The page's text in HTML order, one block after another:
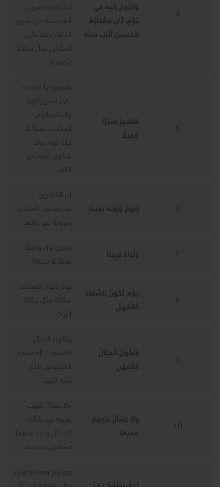
4
وَالرُّوحُ إِلَيْهِ فِي
يَوْمٍ كَانَ مِقْدَارُهُ
خَمْسِينَ أَلْفَ سَنَةٍ
مقداره خمسين
ألف سنة من سنين
الدنيا، وهو على
المؤمن مثل صلاة
مكتوبة.
5
فَاصْبِرْ صَبْرًا
جَمِيلًا
فاصبر- يا محمد-
على استهزائهم
واستعجالهم
العذاب، صبرًا لا
جزع فيه، ولا
شكوى منه لغير
الله.
6 إِنَّهُمْ يَرَوْنَهُ بَعِيدًا
إن الكافرين
يستبعدون العذاب
ويرونه غير واقع.
7 وَنَرَاهُ قَرِيبًا
ونحن نراه واقعًا
قريبًا لا محالة.
8
يَوْمَ تَكُونُ السَّمَاءُ
كَالْمُهْلِ
يوم تكون السماء
سائلة مثل حثالة
الزيت.
9
وَتَكُونُ الْجِبَالُ
كَالْعِهْنِ
وتكون الجبال
كالصوف المصبوغ
المنفوش الذي
ذرته الريح.
10
وَلَا يَسْأَلُ حَمِيمٌ
حَمِيمًا
ولا يسأل قريب
قريبه عن شأنه،
لأن كل واحد منهما
مشغول بنفسه.
يرونهم ويعرفونهم،